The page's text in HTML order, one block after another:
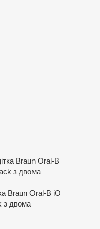
Braun Oral-B iO
з двома